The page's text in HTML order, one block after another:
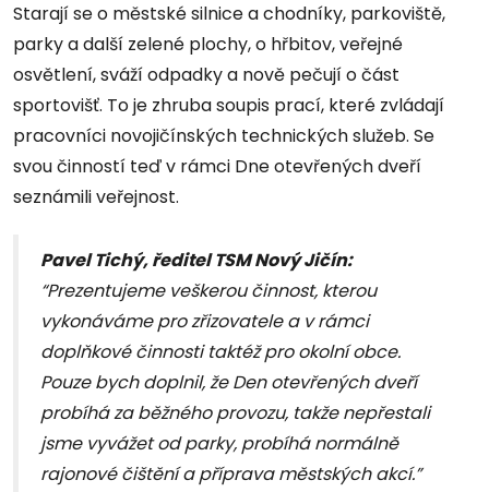
Starají se o městské silnice a chodníky, parkoviště,
parky a další zelené plochy, o hřbitov, veřejné
osvětlení, sváží odpadky a nově pečují o část
sportovišť. To je zhruba soupis prací, které zvládají
pracovníci novojičínských technických služeb. Se
svou činností teď v rámci Dne otevřených dveří
seznámili veřejnost.
Pavel Tichý, ředitel TSM Nový Jičín:
“Prezentujeme veškerou činnost, kterou
vykonáváme pro zřizovatele a v rámci
doplňkové činnosti taktéž pro okolní obce.
Pouze bych doplnil, že Den otevřených dveří
probíhá za běžného provozu, takže nepřestali
jsme vyvážet od parky, probíhá normálně
rajonové čištění a příprava městských akcí.”